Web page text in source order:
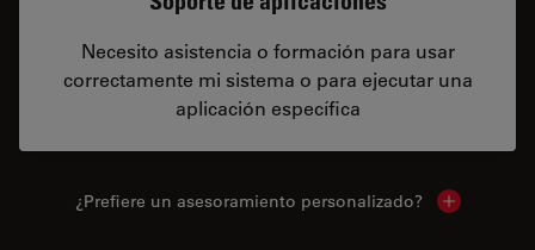
Necesito asistencia o formación para usar
correctamente mi sistema o para ejecutar una
aplicación específica
¿Prefiere un asesoramiento personalizado? Show local